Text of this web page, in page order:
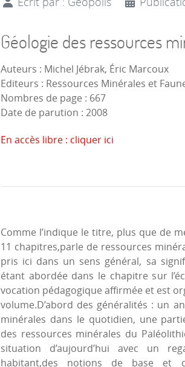
Écrit par : Géopolis
Géologie des ressources
Auteurs : Michel Jébrak, Éric Marcoux
Editeurs : Ressources Minérales et
Nombres de page : 667
Date de parution : 2008
En accès libre : cliquer ici
Comme l’indique le titre, plus que de
11 chapitres,parle de ressources
pris ici dans un sens général, sa
étant abordée dans le chapitre sur
vocation pédagogique affirmée et est
volume.D’abord des généralités : un
minérales dans le quotidien, une
des ressources minérales du
situation d’aujourd’hui avec un
habitant,des notions de base et